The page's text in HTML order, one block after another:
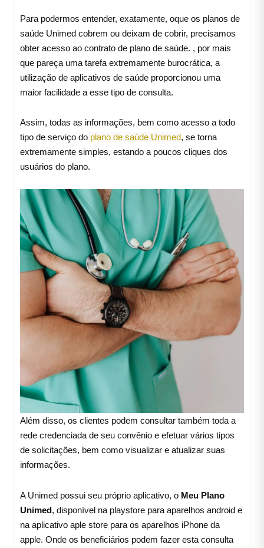
Para podermos entender, exatamente, oque os planos de
saúde Unimed cobrem ou deixam de cobrir, precisamos
obter acesso ao contrato de plano de saúde. , por mais
que pareça uma tarefa extremamente burocrática, a
utilização de aplicativos de saúde proporcionou uma
maior facilidade a esse tipo de consulta.
Assim, todas as informações, bem como acesso a todo
tipo de serviço doplano de saúde Unimed, se torna
extremamente simples, estando a poucos cliques dos
usuários do plano.
Além disso, os clientes podem consultar também toda a
rede credenciada de seu convênio e efetuar vários tipos
de solicitações, bem como visualizar e atualizar suas
informações.
A Unimed possui seu próprio aplicativo, o Meu Plano
Unimed, disponível na playstore para aparelhos android e
na aplicativo aple store para os aparelhos iPhone da
apple. Onde os beneficiários podem fazer esta consulta